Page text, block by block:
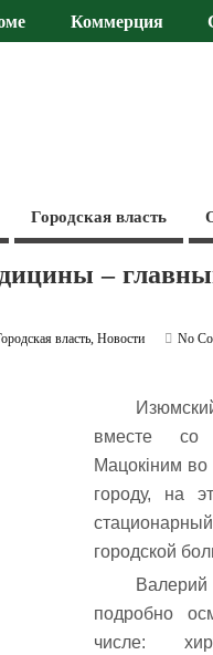
Коммерция
Городская власть
–
власть,Новости
No
вместе со
Мацокіним
городу, на
городской
подробно
числе: